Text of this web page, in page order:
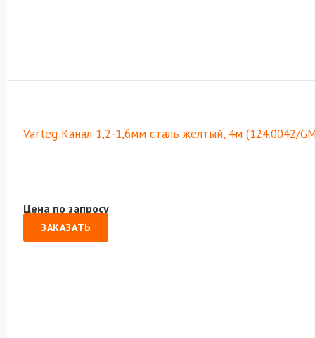
Varteg Канал 1,2-1,6мм сталь желтый, 4м (124.0042/
Цена по запросу
ЗАКАЗАТЬ